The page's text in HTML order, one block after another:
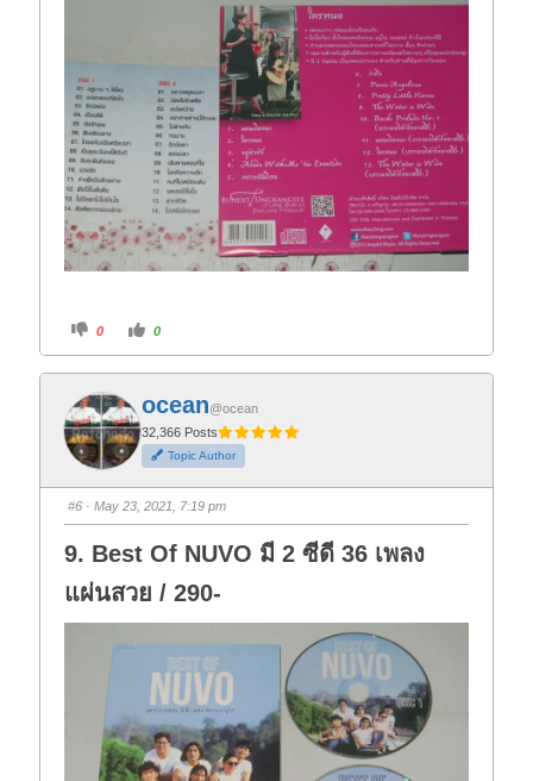
C
i
f
o
r
t
h
u
m
d
o
n
0
C
i
o
t
h
u
m
u
p
0
ocean@ocean
32,366 Posts
Topic Author
#6 · May 23, 2021, 7:19 pm
9. Best Of NUVO มี 2 ซีดี 36 เพลง
แผ่นสวย / 290-